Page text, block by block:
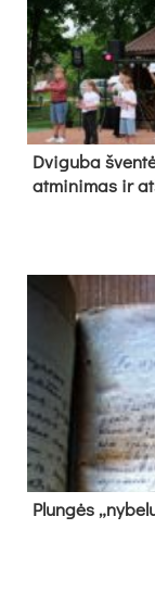
Dvi­gu­ba
at­mi­ni­mas ir
Plun­gės